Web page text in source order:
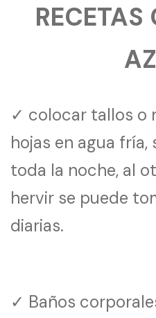
RECETAS
✓ colocar tallos o
hojas en agua fría,
toda la noche, al
hervir se puede
diarias.
✓ Baños